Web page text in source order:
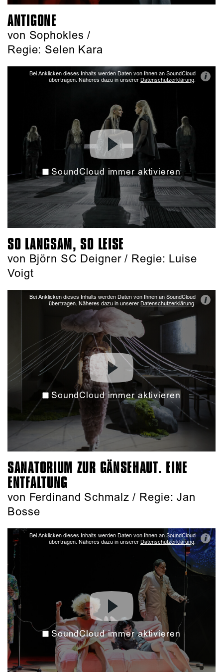
ANTIGONE
von Sophokles /
Regie: Selen Kara
Bei Anklicken dieses Inhalts werden Daten von Ihnen an SoundCloud
übertragen. Näheres dazu in unserer Datenschutzerklärung. i
SoundCloud immer aktivieren
SO LANGSAM, SO LEISE
von Björn SC Deigner / Regie: Luise
Voigt
Bei Anklicken dieses Inhalts werden Daten von Ihnen an SoundCloud
übertragen. Näheres dazu in unserer Datenschutzerklärung. i
SoundCloud immer aktivieren
SANATORIUM ZUR GÄNSEHAUT. EINE
ENTFALTUNG
von Ferdinand Schmalz / Regie: Jan
Bosse
Bei Anklicken dieses Inhalts werden Daten von Ihnen an SoundCloud
übertragen. Näheres dazu in unserer Datenschutzerklärung. i
SoundCloud immer aktivieren